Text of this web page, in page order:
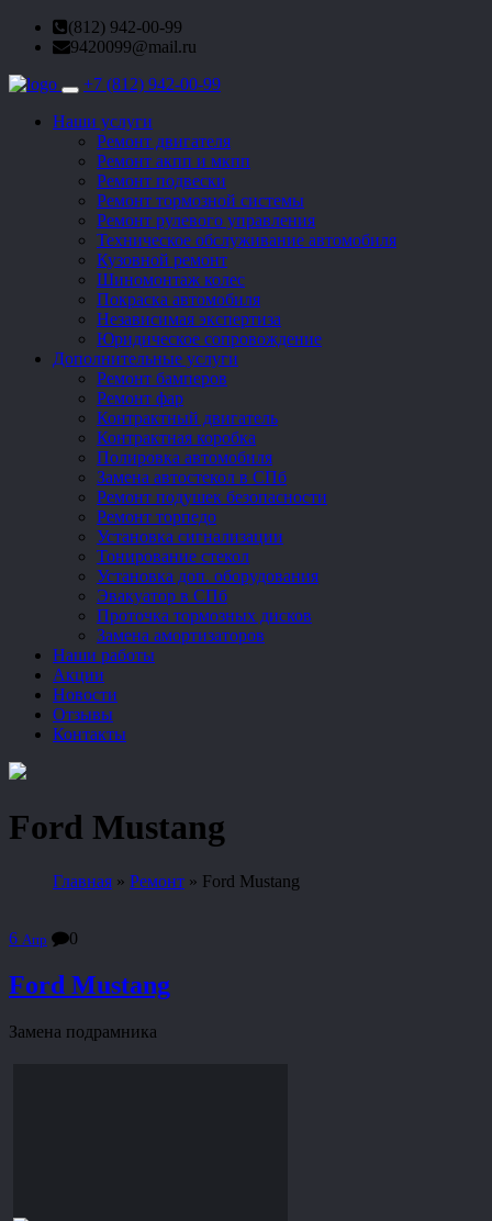
(812) 942-00-99
9420099@mail.ru
Toggle
+7 (812) 942-00-99
Наши услуги
Ремонт двигателя
Ремонт акпп и мкпп
Ремонт подвески
Ремонт тормозной системы
Ремонт рулевого управления
Техническое обслуживание автомобиля
Кузовной ремонт
Шиномонтаж колес
Покраска автомобиля
Независимая экспертиза
Юридическое сопровождение
Дополнительные услуги
Ремонт бамперов
Ремонт фар
Контрактный двигатель
Контрактная коробка
Полировка автомобиля
Замена автостекол в СПб
Ремонт подушек безопасности
Ремонт торпедо
Установка сигнализации
Тонирование стекол
Установка доп. оборудования
Эвакуатор в СПб
Проточка тормозных дисков
Замена амортизаторов
Наши работы
Акции
Новости
Отзывы
Контакты
Ford Mustang
Главная » Ремонт » Ford Mustang
6 Апр 0
Ford Mustang
Замена подрамника